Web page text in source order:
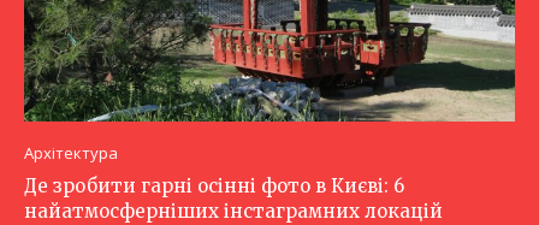
Архітектура
Де зробити гарні осінні фото в Києві: 6
найатмосферніших інстаграмних локацій